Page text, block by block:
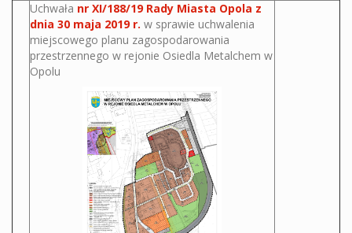
Uchwała nr XI/188/19 Rady Miasta Opola z
dnia 30 maja 2019 r. w sprawie uchwalenia
miejscowego planu zagospodarowania
przestrzennego w rejonie Osiedla Metalchem w
Opolu